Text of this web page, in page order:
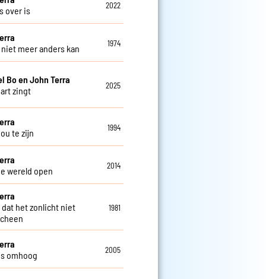
over is
2022
meer anders kan
1974
Bo en John Terra
zingt
2025
te zijn
1994
wereld open
2014
dat het zonlicht niet
1981
omhoog
2005